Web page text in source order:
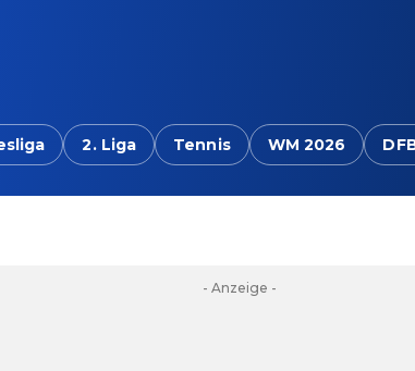
2. Liga Tennis WM 2026
- Anzeige -